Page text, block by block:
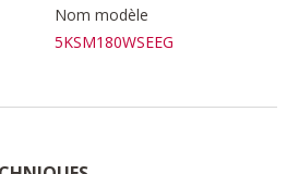
Nom modèle
5KSM180WSEEG